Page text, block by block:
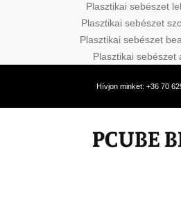
Plasztikai sebészet
Plasztikai sebészet
Plasztikai sebészet
Plasztikai sebészet
Hívjon minket: +36 70